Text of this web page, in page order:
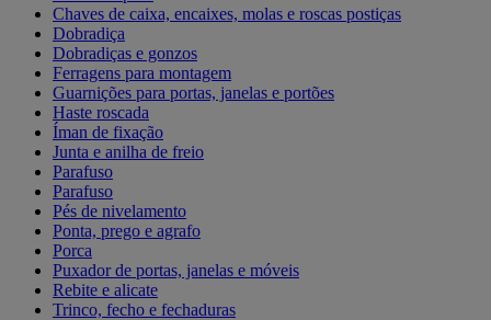
Chaves de caixa, encaixes, molas e roscas postiças
Dobradiça
Dobradiças e gonzos
Ferragens para montagem
Guarnições para portas, janelas e portões
Haste roscada
Íman de fixação
Junta e anilha de freio
Parafuso
Parafuso
Pés de nivelamento
Ponta, prego e agrafo
Porca
Puxador de portas, janelas e móveis
Rebite e alicate
Trinco, fecho e fechaduras